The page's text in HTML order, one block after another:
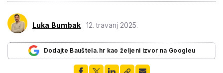
Luka Bumbak 12. travanj 2025.
Dodajte Bauštela.hr kao željeni izvor na Googleu